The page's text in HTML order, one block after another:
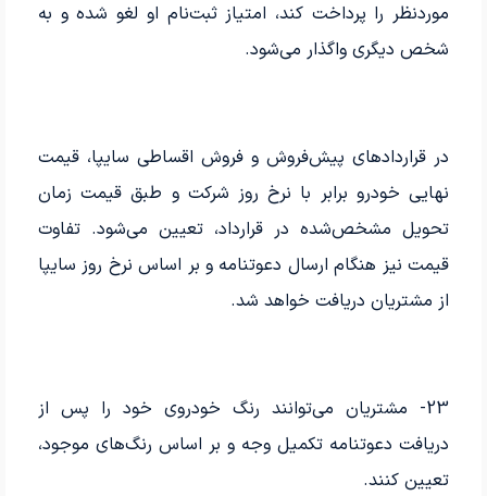
موردنظر را پرداخت کند، امتیاز ثبت‌نام او لغو شده و به
شخص دیگری واگذار می‌شود.
در قراردادهای پیش‌فروش و فروش اقساطی سایپا، قیمت
نهایی خودرو برابر با نرخ روز شرکت و طبق قیمت زمان
تحویل مشخص‌شده در قرارداد، تعیین می‌شود. تفاوت
قیمت نیز هنگام ارسال دعوتنامه و بر اساس نرخ روز سایپا
از مشتریان دریافت خواهد شد.
23- مشتریان می‌توانند رنگ خودروی خود را پس از
دریافت دعوتنامه تکمیل وجه و بر اساس رنگ‌های موجود،
تعیین کنند.